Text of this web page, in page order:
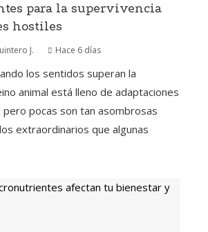
para la supervivencia
hostiles
J. Hace 6 días
los sentidos superan la
animal está lleno de adaptaciones
pocas son tan asombrosas
extraordinarios que algunas